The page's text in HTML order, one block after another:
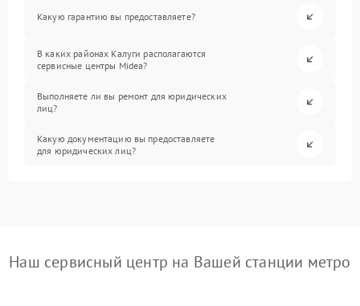
Какую гарантию вы предоставляете?
В каких районах Калуги располагаются
сервисные центры Midea?
Выполняете ли вы ремонт для юридических
лиц?
Какую документацию вы предоставляете
для юридических лиц?
Наш сервисный центр на Вашей станции метро